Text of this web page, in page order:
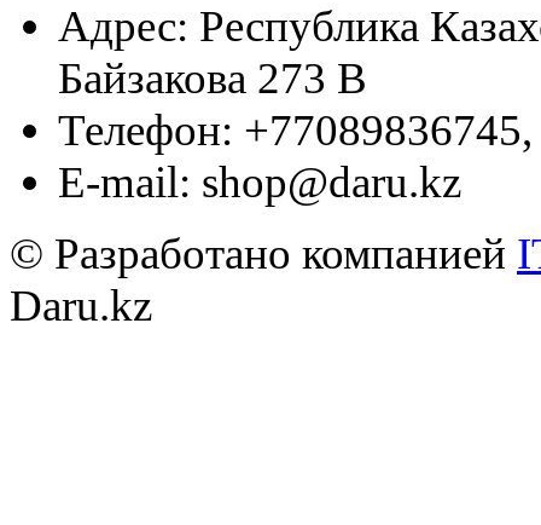
Адрес: Республика
Байзакова 273 B
Телефон:
E-mail: shop@daru.kz
© Разработано компанией
Daru.kz